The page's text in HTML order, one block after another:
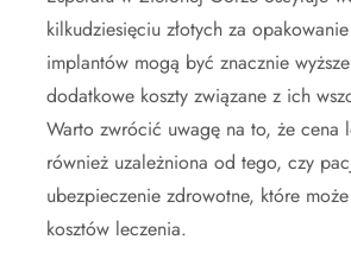
kilkudziesięciu złotych za
implantów mogą być znacznie
dodatkowe koszty związane z ich
Warto zwrócić uwagę na to, że cena
również uzależniona od tego, czy
ubezpieczenie zdrowotne, które
kosztów leczenia.